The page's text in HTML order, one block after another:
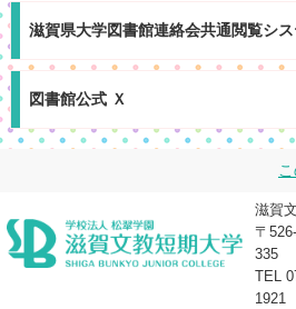
滋賀県大学図書館連絡会共通閲覧シ
図書館公式 Ｘ
滋賀
〒
335
TEL
1921